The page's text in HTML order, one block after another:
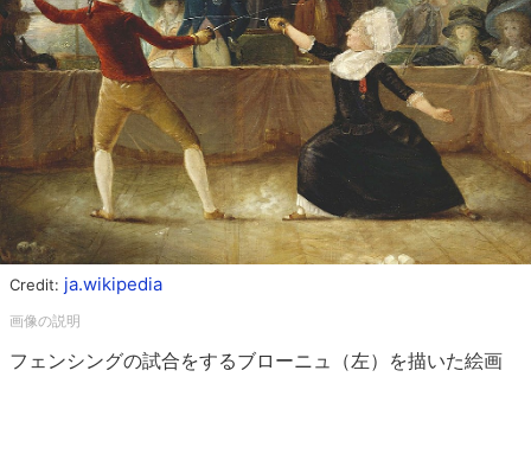
Credit: ja.wikipedia
フェンシングの試合をするブローニュ（左）を描いた絵画